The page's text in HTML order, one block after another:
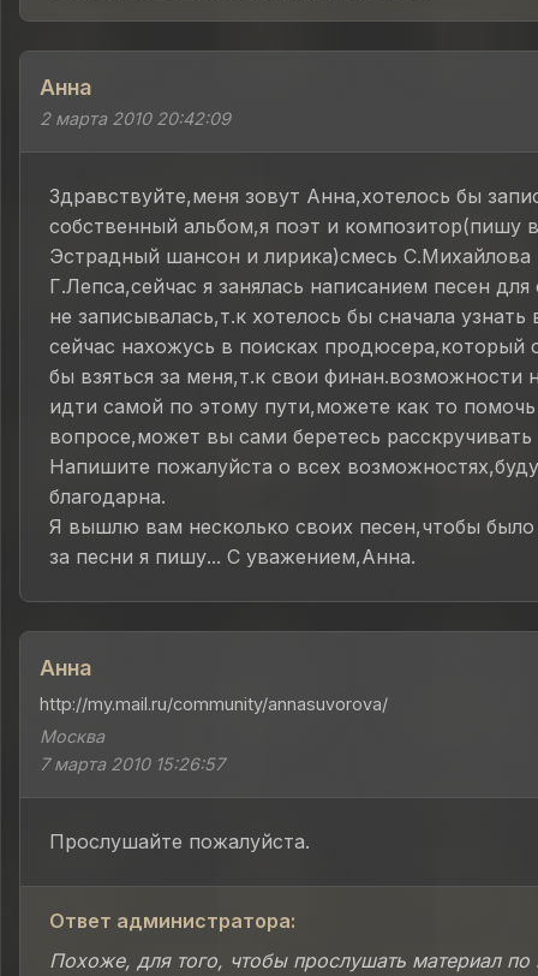
Анна
2 марта 2010 20:42:09
Здравствуйте,меня зовут Анна,хотелось бы
собственный альбом,я поэт и композитор(пишу
Эстрадный шансон и лирика)смесь С.Михайлова
Г.Лепса,сейчас я занялась написанием песен
не записывалась,т.к хотелось бы сначала узнать
сейчас нахожусь в поисках продюсера,который
бы взяться за меня,т.к свои финан.возможности
идти самой по этому пути,можете как то
вопросе,может вы сами беретесь
Напишите пожалуйста о всех
благодарна.
Я вышлю вам несколько своих песен,чтобы было
за песни я пишу... С уважением,Анна.
Анна
http://my.mail.ru/community/annasuvorova/
Москва
7 марта 2010 15:26:57
Прослушайте пожалуйста.
Ответ администратора:
Похоже, для того, чтобы прослушать материал по